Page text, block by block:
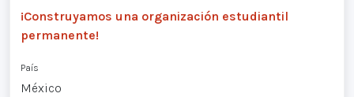
¡Construyamos una organización estudiantil
permanente!
País
México